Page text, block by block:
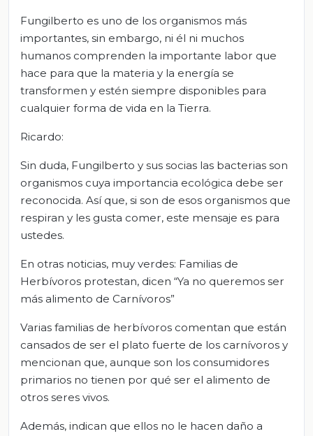
Fungilberto es uno de los organismos más
importantes, sin embargo, ni él ni muchos
humanos comprenden la importante labor que
hace para que la materia y la energía se
transformen y estén siempre disponibles para
cualquier forma de vida en la Tierra.
Ricardo:
Sin duda, Fungilberto y sus socias las bacterias son
organismos cuya importancia ecológica debe ser
reconocida. Así que, si son de esos organismos que
respiran y les gusta comer, este mensaje es para
ustedes.
En otras noticias, muy verdes: Familias de
Herbívoros protestan, dicen “Ya no queremos ser
más alimento de Carnívoros”
Varias familias de herbívoros comentan que están
cansados de ser el plato fuerte de los carnívoros y
mencionan que, aunque son los consumidores
primarios no tienen por qué ser el alimento de
otros seres vivos.
Además, indican que ellos no le hacen daño a